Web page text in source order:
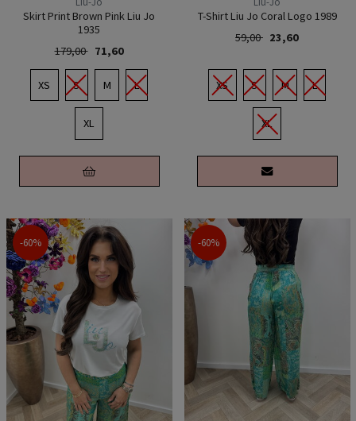
Skirt Print Brown Pink Liu Jo
1935
179,00 71,60
XS S M L
XL
T-Shirt Liu Jo Coral Logo 1989
59,00 23,60
XS S M L
XL
-60% -60%